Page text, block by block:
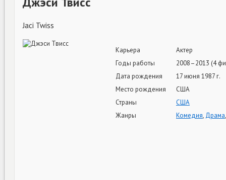
Jaci Twiss
Карьера
Актер
Годы работы
2008–2013 (4
Дата рождения
17 июня 1987 г.
Место рождения
США
Страны
США
Жанры
Комедия, Драма